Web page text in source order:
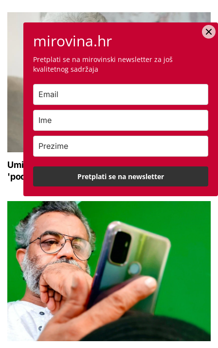
Umirovljenica ostala bez 24.000 eura: Novac
'podijelili' lažni policajac i taksist
mirovina.hr
Pretplati se na mirovinski newsletter za još
kvalitetnog sadržaja
Pretplati se na newsletter